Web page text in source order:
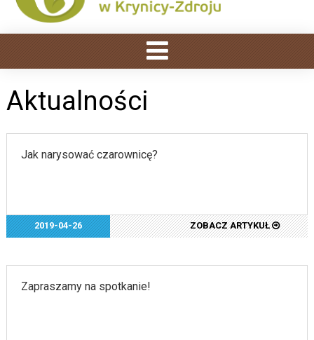
Aktualności
Jak narysować czarownicę?
2019-04-26 ZOBACZ ARTYKUŁ
Zapraszamy na spotkanie!